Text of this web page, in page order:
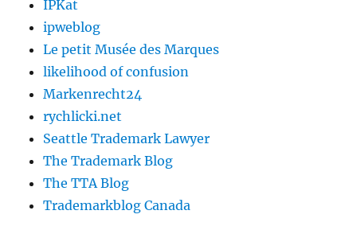
IPKat
ipweblog
Le petit Musée des Marques
likelihood of confusion
Markenrecht24
rychlicki.net
Seattle Trademark Lawyer
The Trademark Blog
The TTA Blog
Trademarkblog Canada